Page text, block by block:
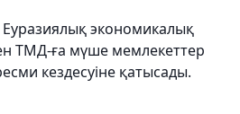
экономикалық
ТМД-ға мүше мемлекеттер
кездесуіне қатысады.